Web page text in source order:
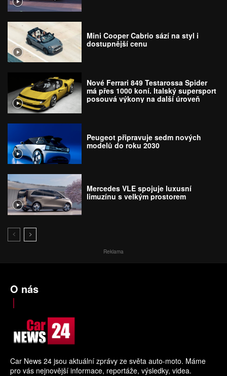
Mini Cooper Cabrio sází na styl i
dostupnější cenu
Nové Ferrari 849 Testarossa Spider
má přes 1000 koní. Italský supersport
posouvá výkony na další úroveň
Peugeot připravuje sedm nových
modelů do roku 2030
Mercedes VLE spojuje luxusní
limuzínu s velkým prostorem
Reklama
O nás
Car News 24 jsou aktuální zprávy ze světa auto-moto. Máme
pro vás nejnovější informace, reportáže, výsledky, videa.